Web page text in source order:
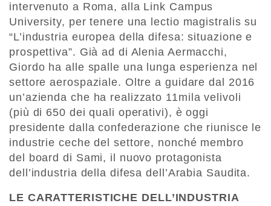
intervenuto a Roma, alla Link Campus
University, per tenere una lectio magistralis su
“L’industria europea della difesa: situazione e
prospettiva”. Già ad di Alenia Aermacchi,
Giordo ha alle spalle una lunga esperienza nel
settore aerospaziale. Oltre a guidare dal 2016
un’azienda che ha realizzato 11mila velivoli
(più di 650 dei quali operativi), è oggi
presidente dalla confederazione che riunisce le
industrie ceche del settore, nonché membro
del board di Sami, il nuovo protagonista
dell’industria della difesa dell’Arabia Saudita.
LE CARATTERISTICHE DELL’INDUSTRIA